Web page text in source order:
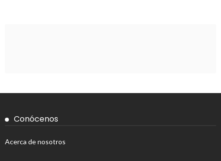
Conócenos
Acerca de nosotros